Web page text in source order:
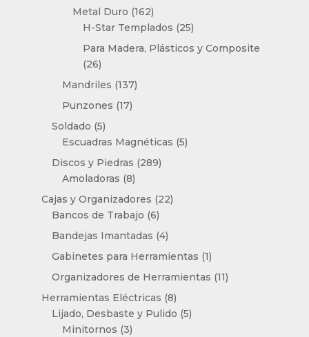
Metal Duro 162162
productos
H-Star Templados 2525
productos
Para Madera, Plásticos y Composite
2626
productos
Mandriles 137137
Punzones 1717
Soldado 55
productos
Escuadras Magnéticas 55
Discos y Piedras 289289
Amoladoras 88
productos
Cajas y Organizadores 2222
Bancos de Trabajo 66
productos
Bandejas Imantadas 44
productos
Gabinetes para Herramientas 11
producto
Organizadores de Herramientas 1111
Herramientas Eléctricas 88
productos
Lijado, Desbaste y Pulido 55
Minitornos 33